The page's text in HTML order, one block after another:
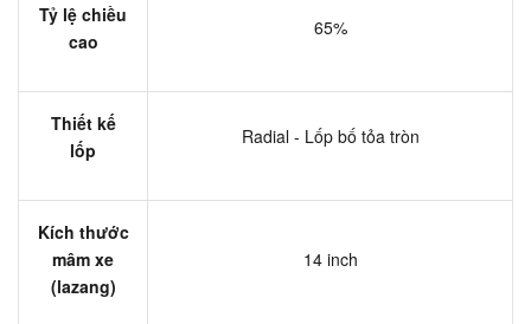
Tỷ lệ chiều
cao
65%
Thiết kế
lốp
Radial - Lốp bố tỏa tròn
Kích thước
mâm xe
(lazang)
14 inch